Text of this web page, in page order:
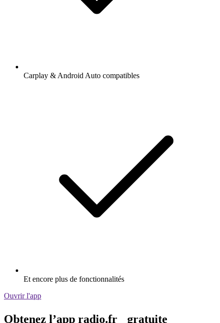
Carplay & Android Auto compatibles
Et encore plus de fonctionnalités
Ouvrir l'app
Obtenez l’app radio.fr gratuite